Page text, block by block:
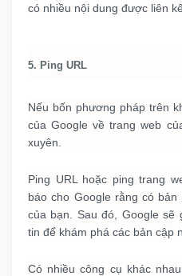
có nhiều nội dung được liên
5. Ping URL
Nếu bốn phương pháp trên
của Google về trang web
xuyên.
Ping URL hoặc ping trang
báo cho Google rằng có
của bạn. Sau đó, Google sẽ
tin để khám phá các bản cập
Có nhiều công cụ khác